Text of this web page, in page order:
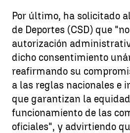
Por último, ha solicitado
de Deportes (CSD) que
autorización
dicho consentimiento
reafirmando su
a las reglas nacionales e
que garantizan la
funcionamiento de las
oficiales", y advirtiendo